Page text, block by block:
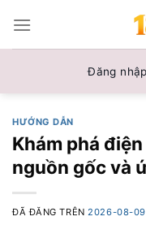
đến
nội
Đăng nhập
HƯỚNG DẪN
Khám phá
nguồn gốc và
ĐÃ ĐĂNG TRÊN 2026-08-09